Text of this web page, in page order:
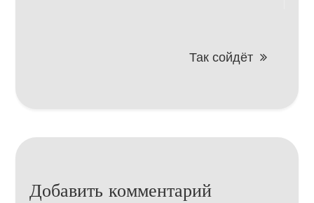
Так сойдёт
Добавить комментарий